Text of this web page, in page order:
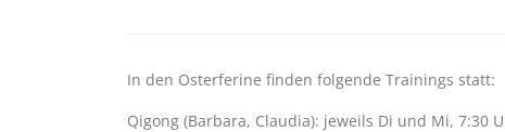
In den Osterferine finden folgende Trainings statt:
Qigong (Barbara, Claudia): jeweils Di und Mi, 7:30